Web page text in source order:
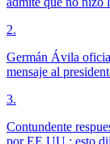
2.
Germán Ávila
mensaje al
3.
Contundente
por EE.UU.; esto